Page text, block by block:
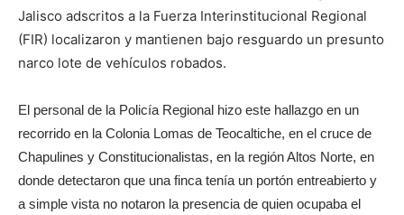
Jalisco adscritos a la Fuerza Interinstitucional Regional
(FIR) localizaron y mantienen bajo resguardo un presunto
narco lote de vehículos robados.
El personal de la Policía Regional hizo este hallazgo en un
recorrido en la Colonia Lomas de Teocaltiche, en el cruce de
Chapulines y Constitucionalistas, en la región Altos Norte, en
donde detectaron que una finca tenía un portón entreabierto y
a simple vista no notaron la presencia de quien ocupaba el